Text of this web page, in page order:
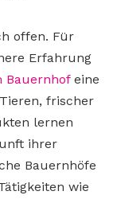
offen. Für
Erfahrung
Bauernhofeine
frischer
lernen
ihrer
Bauernhöfe
wie